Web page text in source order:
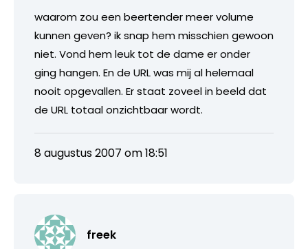
waarom zou een beertender meer volume
kunnen geven? ik snap hem misschien gewoon
niet. Vond hem leuk tot de dame er onder
ging hangen. En de URL was mij al helemaal
nooit opgevallen. Er staat zoveel in beeld dat
de URL totaal onzichtbaar wordt.
8 augustus 2007 om 18:51
freek